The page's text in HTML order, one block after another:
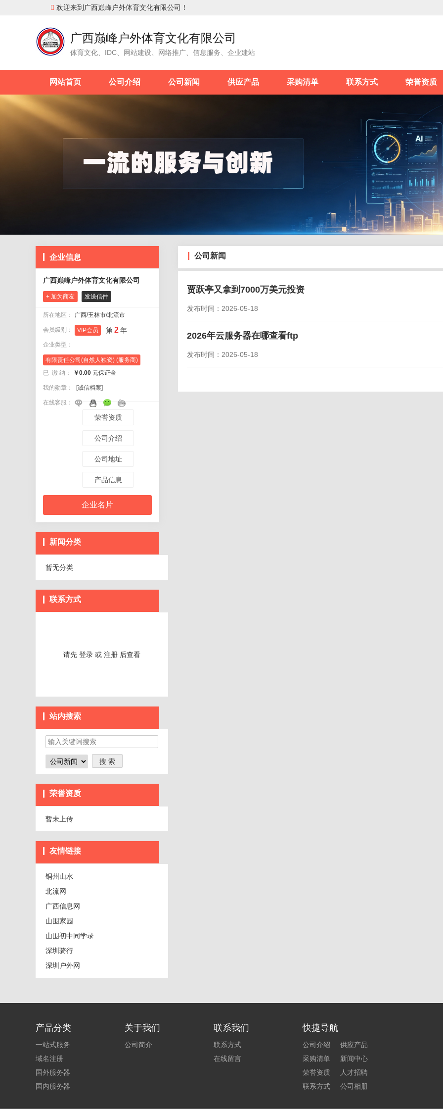
 欢迎来到广西巅峰户外体育文化有限公司！
广西巅峰户外体育文化有限公司
体育文化、IDC、网站建设、网络推广、信息服务、企业建站
网站首页 公司介绍 公司新闻 供应产品 采购清单 联系方式 荣誉资质
企业信息
广西巅峰户外体育文化有限公司
+ 加为商友 发送信件
所在地区： 广西/玉林市/北流市
会员级别： VIP会员 第2年
企业类型：
有限责任公司(自然人独资) (服务商)
已 缴 纳：
￥0.00 元保证金
我的勋章： [诚信档案]
在线客服：
荣誉资质
公司介绍
公司地址
产品信息
企业名片
新闻分类
暂无分类
联系方式
请先 登录 或 注册 后查看
站内搜索
荣誉资质
暂未上传
友情链接
铜州山水
北流网
广西信息网
山围家园
山围初中同学录
深圳骑行
深圳户外网
公司新闻
贾跃亭又拿到7000万美元投资
发布时间：2026-05-18
2026年云服务器在哪查看ftp
发布时间：2026-05-18
产品分类
一站式服务
域名注册
国外服务器
国内服务器
关于我们
公司简介
联系我们
联系方式
在线留言
快捷导航
公司介绍
供应产品
采购清单
新闻中心
荣誉资质
人才招聘
联系方式
公司相册